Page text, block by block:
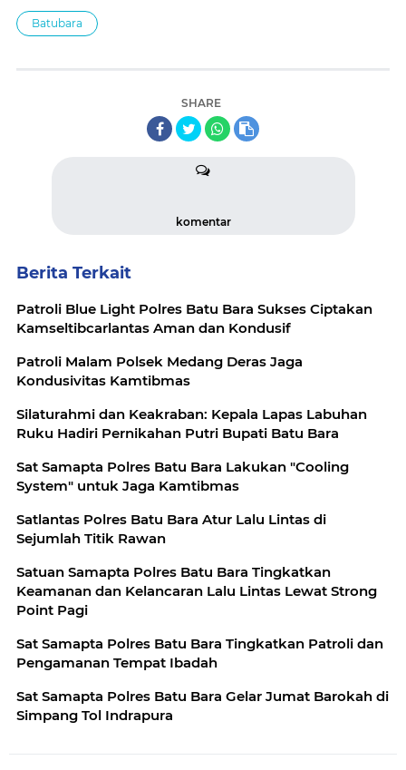
Batubara
SHARE
komentar
Berita Terkait
Patroli Blue Light Polres Batu Bara Sukses Ciptakan
Kamseltibcarlantas Aman dan Kondusif
Patroli Malam Polsek Medang Deras Jaga
Kondusivitas Kamtibmas
Silaturahmi dan Keakraban: Kepala Lapas Labuhan
Ruku Hadiri Pernikahan Putri Bupati Batu Bara
Sat Samapta Polres Batu Bara Lakukan "Cooling
System" untuk Jaga Kamtibmas
Satlantas Polres Batu Bara Atur Lalu Lintas di
Sejumlah Titik Rawan
Satuan Samapta Polres Batu Bara Tingkatkan
Keamanan dan Kelancaran Lalu Lintas Lewat Strong
Point Pagi
Sat Samapta Polres Batu Bara Tingkatkan Patroli dan
Pengamanan Tempat Ibadah
Sat Samapta Polres Batu Bara Gelar Jumat Barokah di
Simpang Tol Indrapura